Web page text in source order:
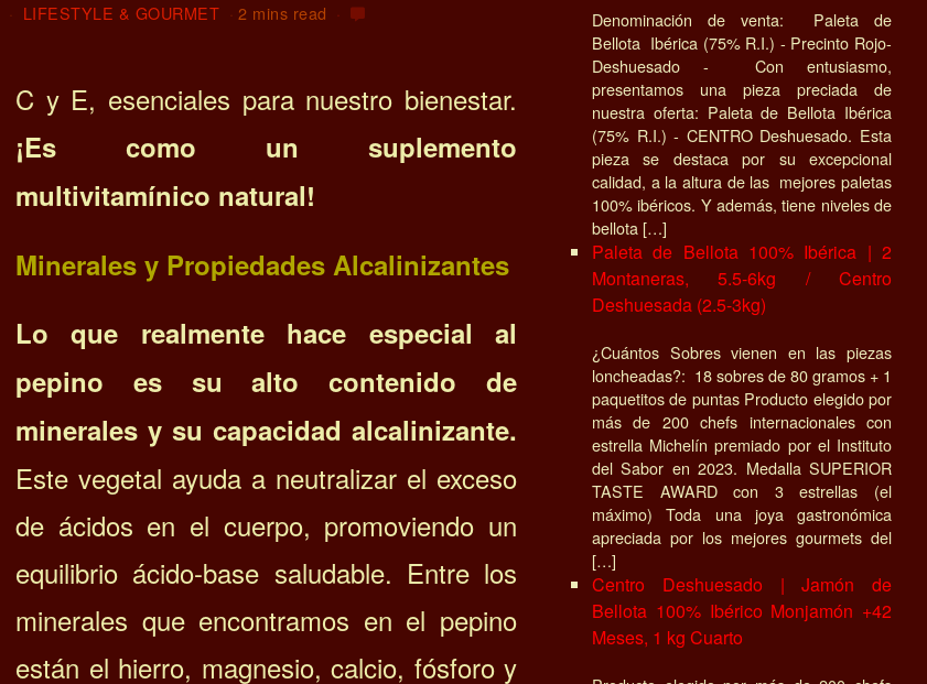
LIFESTYLE & GOURMET 2 mins read
C y E, esenciales para nuestro bienestar.
¡Es como un suplemento
multivitamínico natural!
Minerales y Propiedades Alcalinizantes
Lo que realmente hace especial al
pepino es su alto contenido de
minerales y su capacidad alcalinizante.
Este vegetal ayuda a neutralizar el exceso
de ácidos en el cuerpo, promoviendo un
equilibrio ácido-base saludable. Entre los
minerales que encontramos en el pepino
están el hierro, magnesio, calcio, fósforo y
Denominación de venta: Paleta de
Bellota Ibérica (75% R.I.) - Precinto Rojo-
Deshuesado - Con entusiasmo,
presentamos una pieza preciada de
nuestra oferta: Paleta de Bellota Ibérica
(75% R.I.) - CENTRO Deshuesado. Esta
pieza se destaca por su excepcional
calidad, a la altura de las mejores paletas
100% ibéricos. Y además, tiene niveles de
bellota […]
Paleta de Bellota 100% Ibérica | 2
Montaneras, 5.5-6kg / Centro
Deshuesada (2.5-3kg)
¿Cuántos Sobres vienen en las piezas
loncheadas?: 18 sobres de 80 gramos + 1
paquetitos de puntas Producto elegido por
más de 200 chefs internacionales con
estrella Michelín premiado por el Instituto
del Sabor en 2023. Medalla SUPERIOR
TASTE AWARD con 3 estrellas (el
máximo) Toda una joya gastronómica
apreciada por los mejores gourmets del
[…]
Centro Deshuesado | Jamón de
Bellota 100% Ibérico Monjamón +42
Meses, 1 kg Cuarto